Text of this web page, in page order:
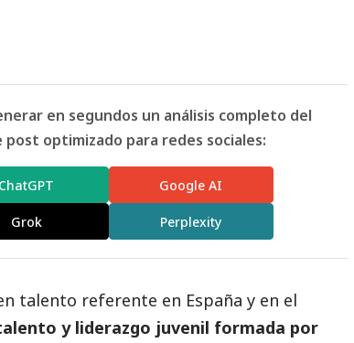
en segundos un análisis completo del
optimizado para redes sociales:
ChatGPT Google AI
Grok Perplexity
talento referente en España y en el
y liderazgo juvenil formada por